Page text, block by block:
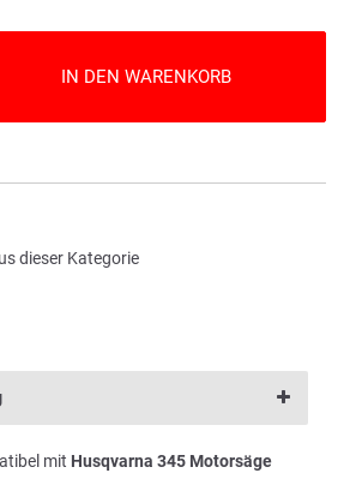
IN DEN WARENKORB
dieser Kategorie
mit Husqvarna 345 Motorsäge